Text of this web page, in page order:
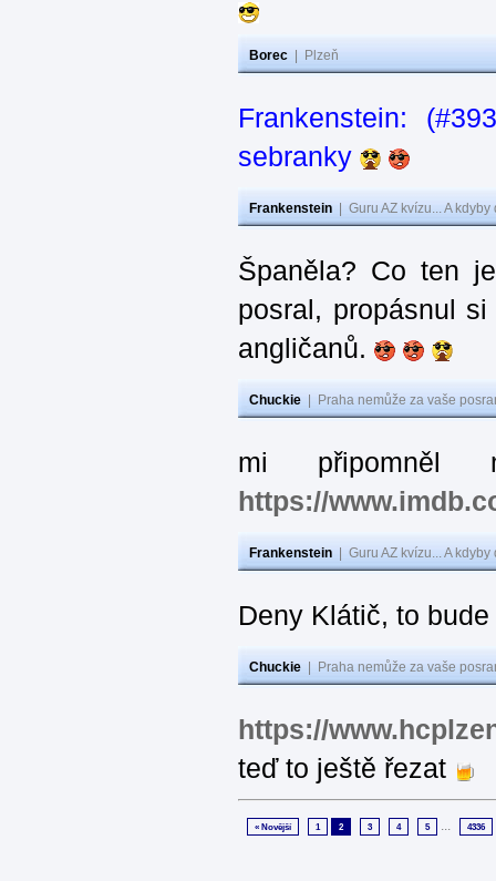
Borec Plzeň
Frankenstein:
sebranky
Frankenstein Guru AZ kvízu... A
Španěla? Co ten
posral, propásnul
angličanů.
Chuckie Praha nemůže za vaše
mi připomněl
https://
Frankenstein Guru AZ kvízu... A
Deny Klátič, to
Chuckie Praha nemůže za vaše
https://
teď to ještě řezat
« Novější 1 2 3 4 5 ... 4336